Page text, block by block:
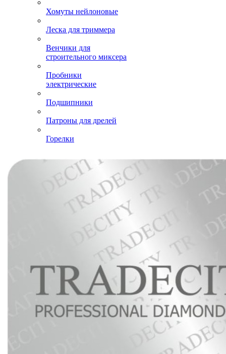
Хомуты нейлоновые
Леска для триммера
Венчики для
строительного миксера
Пробники
электрические
Подшипники
Патроны для дрелей
Горелки